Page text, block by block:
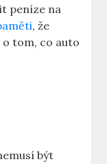
peníze na
, že
tom, co auto
být